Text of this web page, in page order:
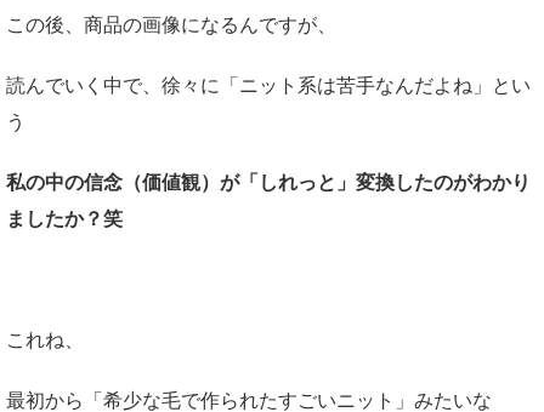
この後、商品の画像になるんですが、
読んでいく中で、徐々に「ニット系は苦手なんだよね」とい
う
私の中の信念（価値観）が「しれっと」変換したのがわかり
ましたか？笑
これね、
最初から「希少な毛で作られたすごいニット」みたいな